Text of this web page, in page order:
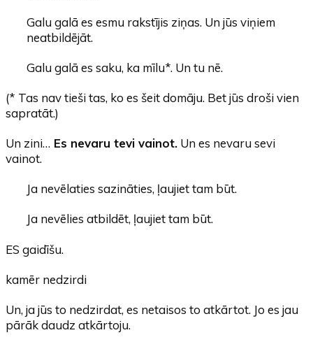
Galu galā es esmu rakstījis ziņas. Un jūs viņiem
neatbildējāt.
Galu galā es saku, ka mīlu*. Un tu nē.
(* Tas nav tieši tas, ko es šeit domāju. Bet jūs droši vien
sapratāt.)
Un zini… Es nevaru tevi vainot. Un es nevaru sevi
vainot.
Ja nevēlaties sazināties, ļaujiet tam būt.
Ja nevēlies atbildēt, ļaujiet tam būt.
ES gaidīšu.
kamēr nedzirdi
Un, ja jūs to nedzirdat, es netaisos to atkārtot. Jo es jau
pārāk daudz atkārtoju.